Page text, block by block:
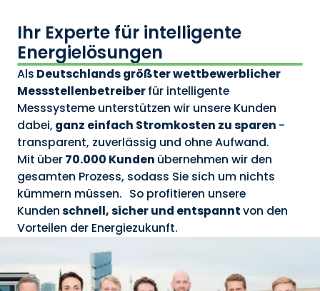
Ihr Experte für intelligente
Energielösungen
Als Deutschlands größter wettbewerblicher
Messstellenbetreiberfür intelligente
Messsysteme unterstützen wir unsere Kunden
dabei, ganz einfach Stromkosten zu sparen -
transparent, zuverlässig und ohne Aufwand.
Mit über70.000 Kunden übernehmen wir den
gesamten Prozess, sodass Sie sich um nichts
kümmern müssen. So profitieren unsere
Kundenschnell, sicher und entspanntvon den
Vorteilen der Energiezukunft.